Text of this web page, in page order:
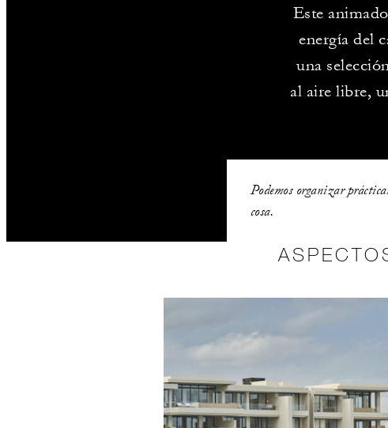
Este
energía del
una
al aire libre,
Podemos organizar
cosa.